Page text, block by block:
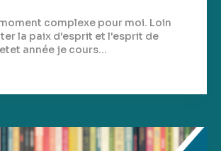
complexe pour moi. Loin
la paix d'esprit et l'esprit de
année je cours...